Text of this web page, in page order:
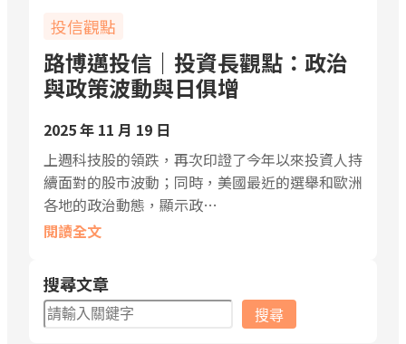
投信觀點
路博邁投信｜投資長觀點：政治
與政策波動與日俱增
2025 年 11 月 19 日
上週科技股的領跌，再次印證了今年以來投資人持
續面對的股市波動；同時，美國最近的選舉和歐洲
各地的政治動態，顯示政…
閱讀全文
搜尋文章
搜
尋
搜尋